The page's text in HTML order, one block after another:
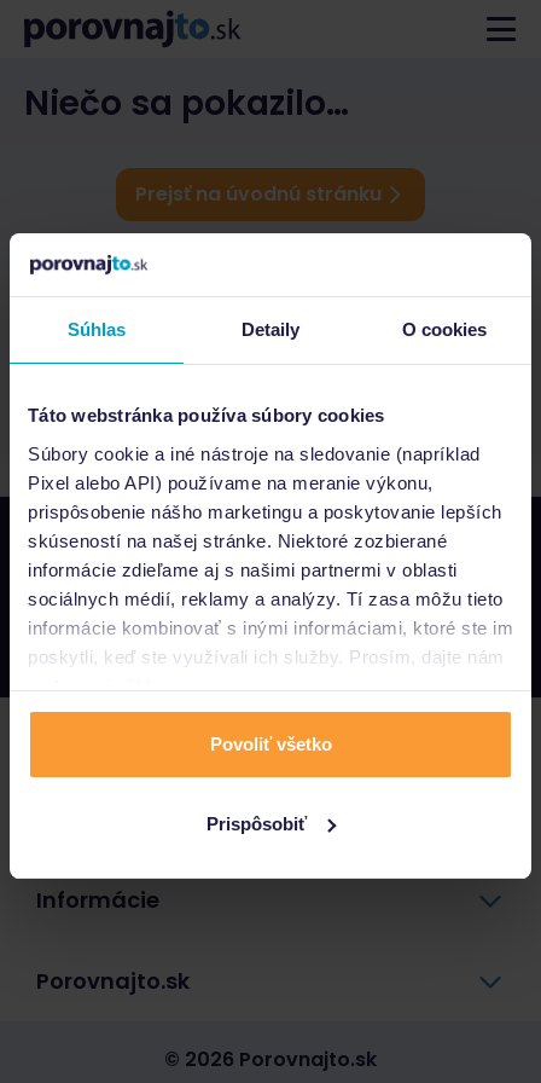
Súhlas Detaily O cookies
Táto webstránka používa súbory cookies
Súbory cookie a iné nástroje na sledovanie (napríklad
Pixel alebo API) používame na meranie výkonu,
prispôsobenie nášho marketingu a poskytovanie lepších
skúseností na našej stránke. Niektoré zozbierané
informácie zdieľame aj s našimi partnermi v oblasti
sociálnych médií, reklamy a analýzy. Tí zasa môžu tieto
informácie kombinovať s inými informáciami, ktoré ste im
poskytli, keď ste využívali ich služby. Prosím, dajte nám
na to svoj súhlas.
Povoliť všetko
Prispôsobiť
Niečo sa pokazilo…
Prejsť na úvodnú stránku
Napíšte nám
info@porovnajto.sk
Zavolajte nám
0800 400 300
Informácie
Porovnajto.sk
© 2026 Porovnajto.sk